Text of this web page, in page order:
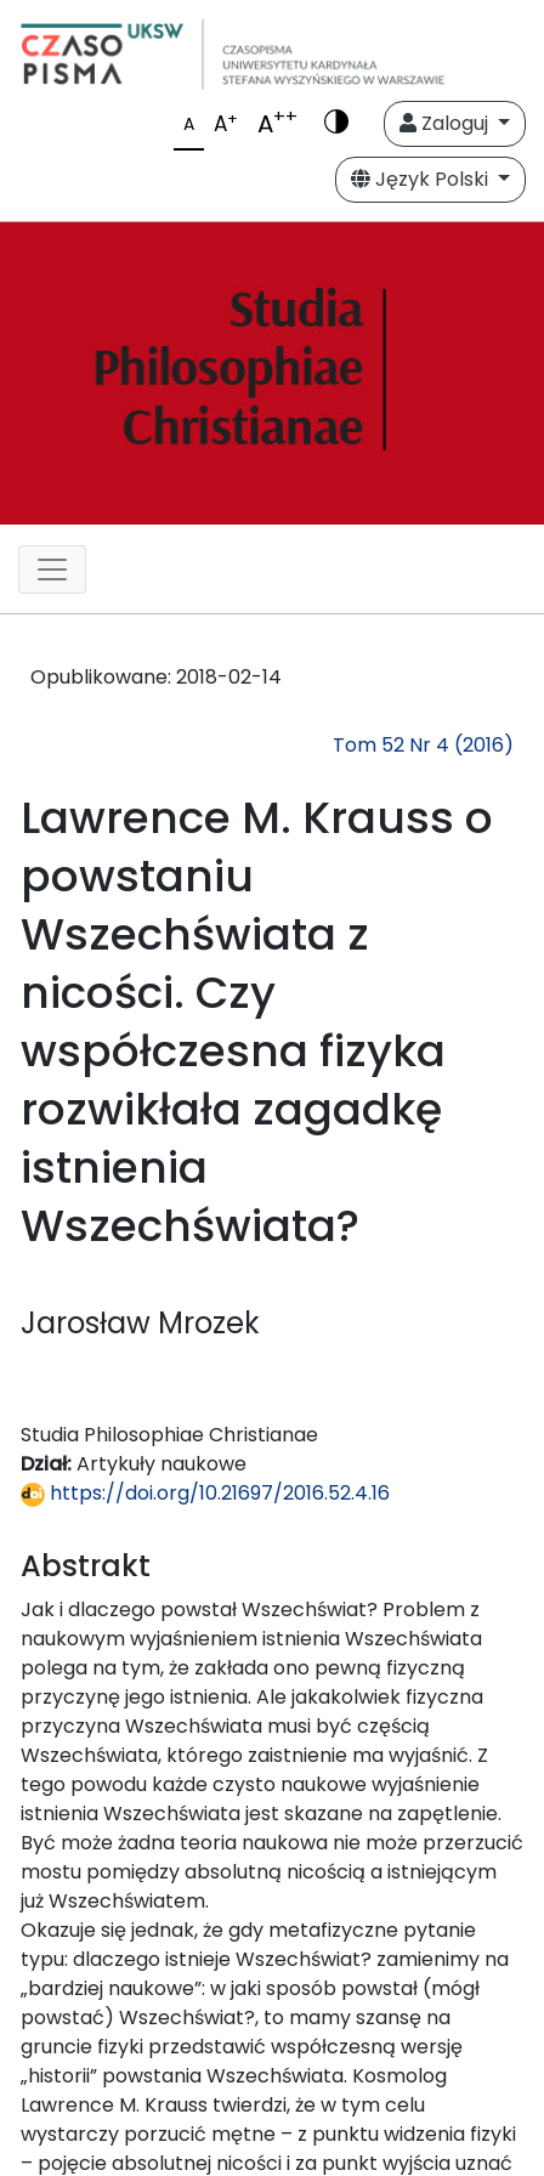
A A+ A++
Zaloguj
Język Polski
Opublikowane: 2018-02-14
Tom 52 Nr 4 (2016)
Lawrence M. Krauss o
powstaniu
Wszechświata z
nicości. Czy
współczesna fizyka
rozwikłała zagadkę
istnienia
Wszechświata?
Jarosław Mrozek
Studia Philosophiae Christianae
Dział:Artykuły naukowe
https://doi.org/10.21697/2016.52.4.16
Abstrakt
Jak i dlaczego powstał Wszechświat? Problem z
naukowym wyjaśnieniem istnienia Wszechświata
polega na tym, że zakłada ono pewną fizyczną
przyczynę jego istnienia. Ale jakakolwiek fizyczna
przyczyna Wszechświata musi być częścią
Wszechświata, którego zaistnienie ma wyjaśnić. Z
tego powodu każde czysto naukowe wyjaśnienie
istnienia Wszechświata jest skazane na zapętlenie.
Być może żadna teoria naukowa nie może przerzucić
mostu pomiędzy absolutną nicością a istniejącym
już Wszechświatem.
Okazuje się jednak, że gdy metafizyczne pytanie
typu: dlaczego istnieje Wszechświat? zamienimy na
„bardziej naukowe”: w jaki sposób powstał (mógł
powstać) Wszechświat?, to mamy szansę na
gruncie fizyki przedstawić współczesną wersję
„historii” powstania Wszechświata. Kosmolog
Lawrence M. Krauss twierdzi, że w tym celu
wystarczy porzucić mętne – z punktu widzenia fizyki
– pojęcie absolutnej nicości i za punkt wyjścia uznać